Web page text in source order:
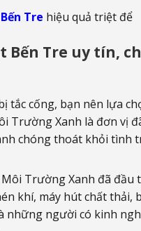
Tre hiệu quả triệt để
Bến Tre uy tín,
tắc cống, bạn nên lựa
Trường Xanh là đơn vị
chóng thoát khỏi tình
Trường Xanh đã đầu
khí, máy hút chất
những người có kinh